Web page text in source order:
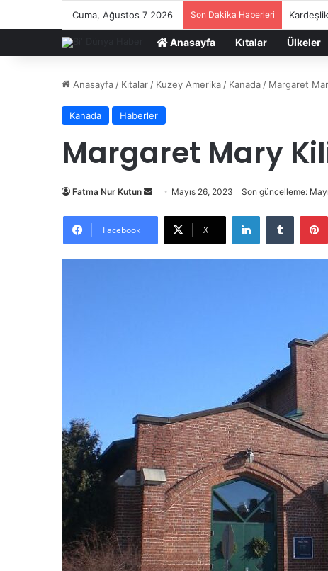
Cuma, Ağustos 7 2026 Son Dakika Haberleri
Anasayfa Kıtalar Ülkeler
Anasayfa / Kıtalar / Kuzey Amerika / Kanada / Margaret
Kanada Haberler
Margaret Mary
Fatma Nur Kutun
Bir
göndermek
Mayıs 26, 2023 Son güncelleme:
Facebook X
LinkedInTumblr